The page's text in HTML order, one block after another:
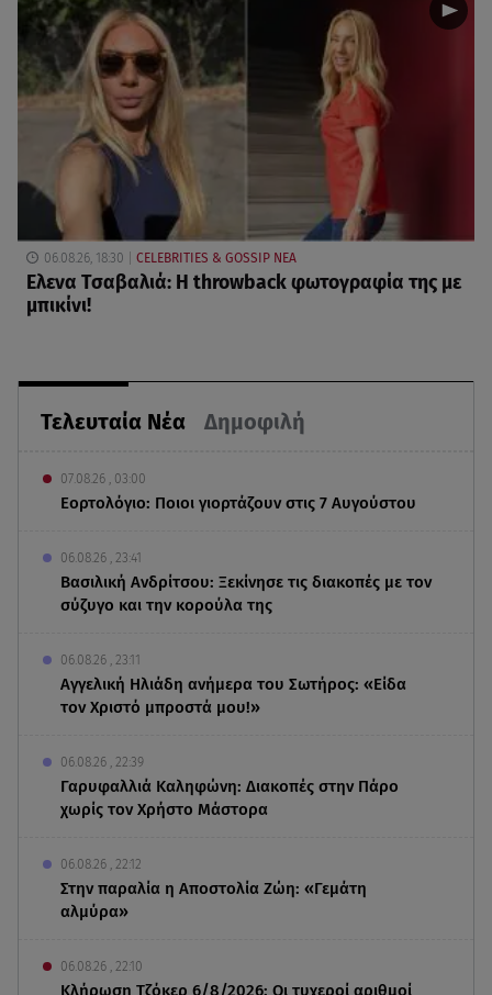
Τελευταία Νέα Δημοφιλή
07.08.26 , 03:00
Εορτολόγιο: Ποιοι γιορτάζουν στις 7 Αυγούστου
06.08.26 , 23:41
Βασιλική Ανδρίτσου: Ξεκίνησε τις διακοπές με τον
σύζυγο και την κορούλα της
06.08.26 , 23:11
Αγγελική Ηλιάδη ανήμερα του Σωτήρος: «Είδα
τον Χριστό μπροστά μου!»
06.08.26 , 22:39
Γαρυφαλλιά Καληφώνη: Διακοπές στην Πάρο
χωρίς τον Χρήστο Μάστορα
06.08.26 , 22:12
Στην παραλία η Αποστολία Ζώη: «Γεμάτη
αλμύρα»
06.08.26 , 22:10
Κλήρωση Τζόκερ 6/8/2026: Οι τυχεροί αριθμοί
06.08.26, 18:30 CELEBRITIES & GOSSIP ΝΕΑ
Ελενα Τσαβαλιά: Η throwback φωτογραφία της με
μπικίνι!